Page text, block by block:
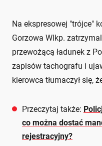
Na ekspresowej "trójce"
Gorzowa Wlkp.
przewożącą ładunek z
zapisów tachografu i
kierowca tłumaczył się,
Przeczytaj także:
co można dostać
rejestracyjny?